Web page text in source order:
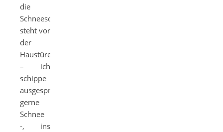
die
Schneeschaufel
steht vor
der
Haustüre
– ich
schippe
ausgesprochen
gerne
Schnee
-, ins